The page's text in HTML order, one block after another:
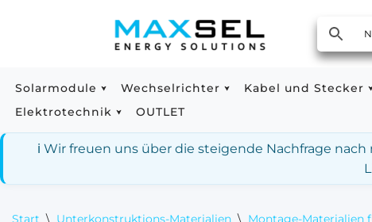
springen
Solarmodule Wechselrichter Kabel und Stecker
Elektrotechnik
OUTLET
ℹ️ Wir freuen uns über die steigende Nachfrage
Start \ Unterkonstruktions-Materialien \ Montage-Materialien